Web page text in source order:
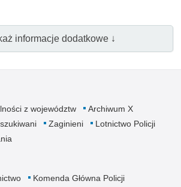
informacje dodatkowe ↓
z województw
Archiwum X
Zaginieni
Lotnictwo Policji
Komenda Główna Policji